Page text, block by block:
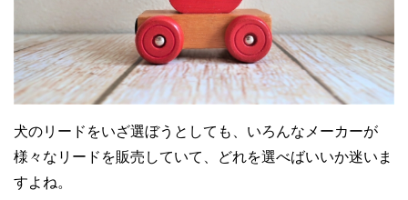
犬のリードをいざ選ぼうとしても、いろんなメーカーが
様々なリードを販売していて、どれを選べばいいか迷いま
すよね。